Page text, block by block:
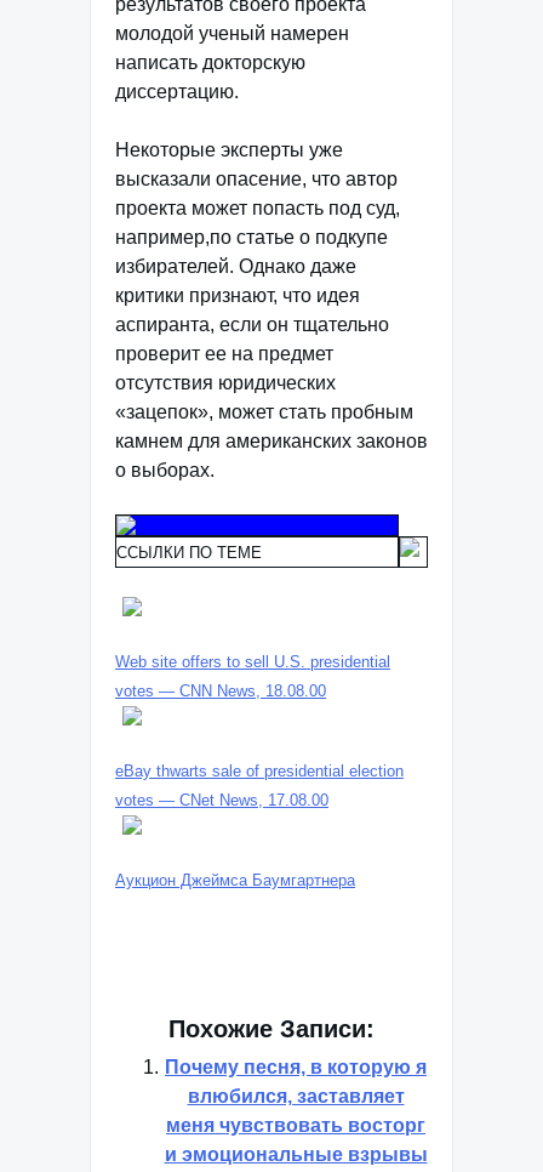
результатов своего проекта
молодой ученый намерен
написать докторскую
диссертацию.
Некоторые эксперты уже
высказали опасение, что автор
проекта может попасть под суд,
например,по статье о подкупе
избирателей. Однако даже
критики признают, что идея
аспиранта, если он тщательно
проверит ее на предмет
отсутствия юридических
«зацепок», может стать пробным
камнем для американских законов
о выборах.
ССЫЛКИ ПО ТЕМЕ
Web site offers to sell U.S. presidential
votes — CNN News, 18.08.00
eBay thwarts sale of presidential election
votes — CNet News, 17.08.00
Аукцион Джеймса Баумгартнера
Похожие Записи:
Почему песня, в которую я
влюбился, заставляет
меня чувствовать восторг
и эмоциональные взрывы